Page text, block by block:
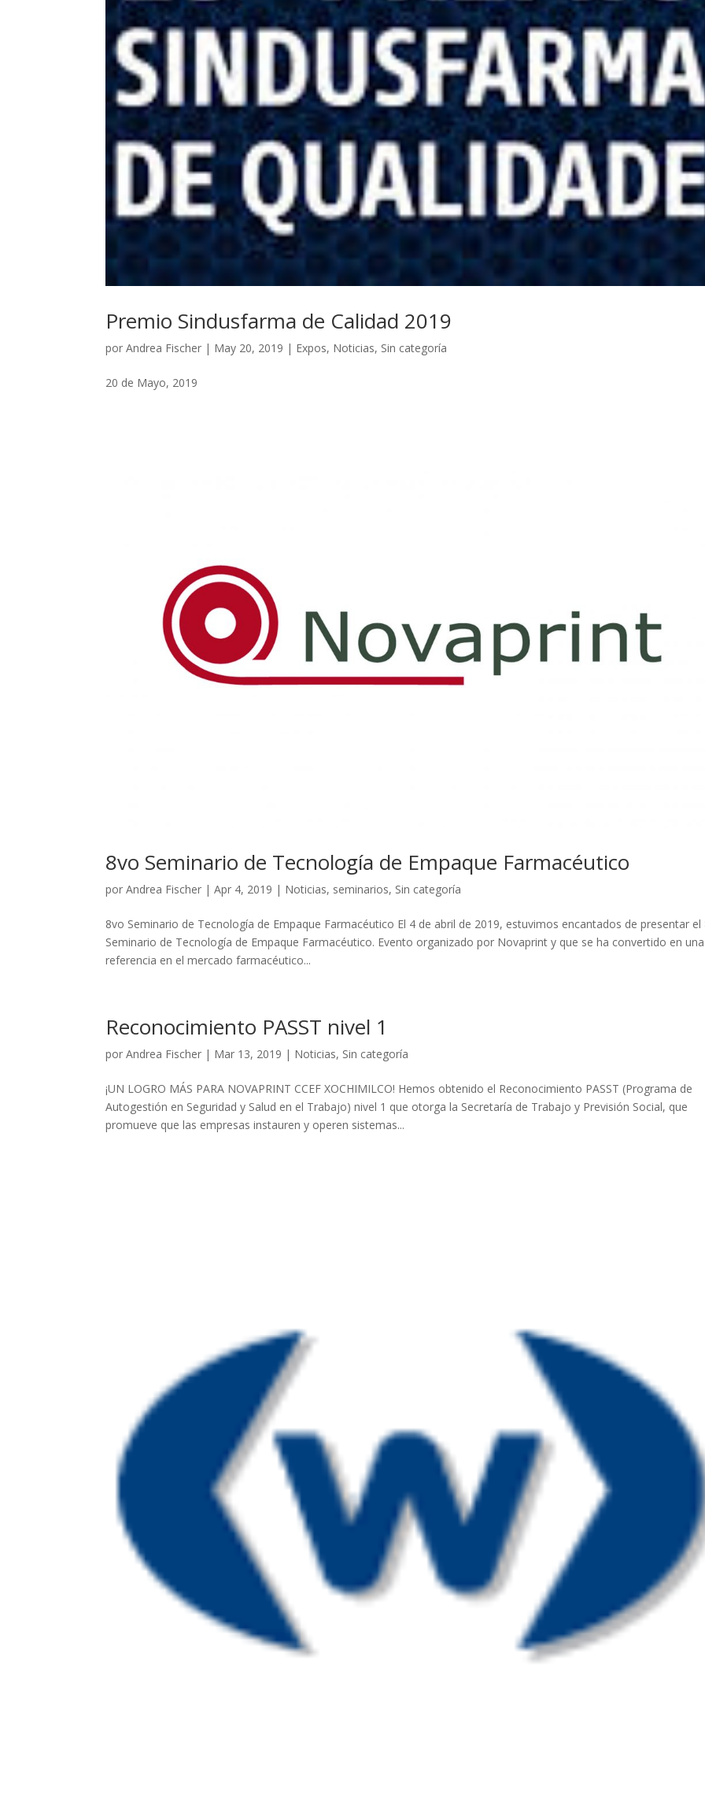
Premio Sindusfarma de Calidad 2019
porAndrea Fischer | May 20, 2019 | Expos, Noticias, Sin categoría
20 de Mayo, 2019
8vo Seminario de Tecnología de Empaque Farmacéutico
porAndrea Fischer |Apr 4, 2019 | Noticias, seminarios, Sin categoría
8vo Seminario de Tecnología de Empaque Farmacéutico El 4 de abril de 2019, estuvimos encantados de presentar el
Seminario de Tecnología de Empaque Farmacéutico. Evento organizado por Novaprint y que se ha convertido en una
referencia en el mercado farmacéutico...
Reconocimiento PASST nivel 1
porAndrea Fischer | Mar 13, 2019 | Noticias, Sin categoría
¡UN LOGRO MÁS PARA NOVAPRINT CCEF XOCHIMILCO! Hemos obtenido el Reconocimiento PASST (Programa de
Autogestión en Seguridad y Salud en el Trabajo) nivel 1 que otorga la Secretaría de Trabajo y Previsión Social, que
promueve que las empresas instauren y operen sistemas...